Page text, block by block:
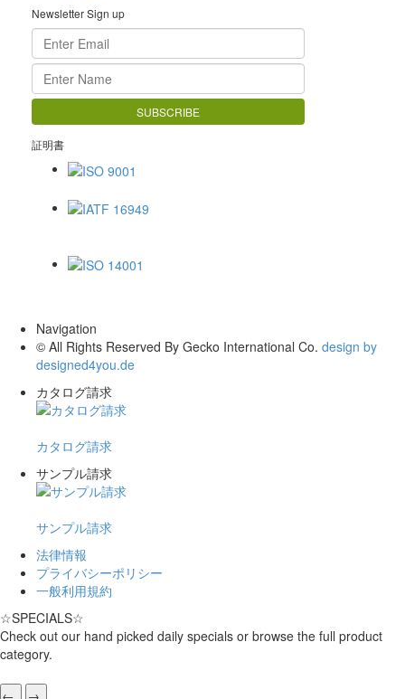
Newsletter Sign up
証明書
Navigation
© All Rights Reserved By Gecko International Co. design by
designed4you.de
カタログ請求
カタログ請求
サンプル請求
サンプル請求
法律情報
プライバシーポリシー
一般利用規約
☆SPECIALS☆
Check out our hand picked daily specials or browse the full product
category.